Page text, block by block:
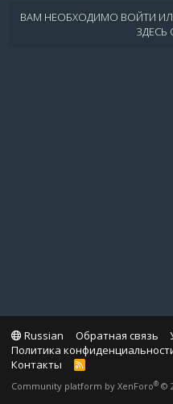
ВАМ НЕОБХОДИМО ВОЙТИ
ЗДЕСЬ
Russian Обратная связь
Политика
Контакты
R
S
Community platform by XenForo® ©